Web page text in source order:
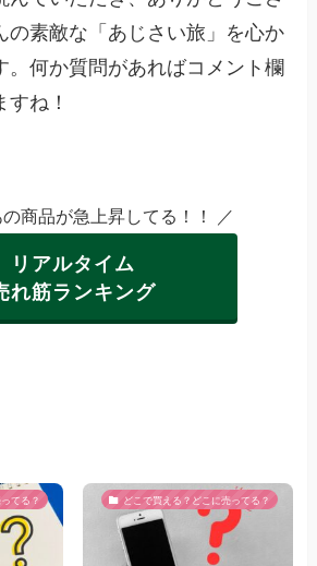
の素敵な「あじさい旅」を心か
。何か質問があればコメント欄
ね！
商品が急上昇してる！！ ／
リアルタイム
れ筋ランキング
てる？ どこで買える？どこに売ってる？